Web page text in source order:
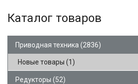
Каталог товаров
Приводная техника (2836)
Новые товары (1)
Редукторы (52)